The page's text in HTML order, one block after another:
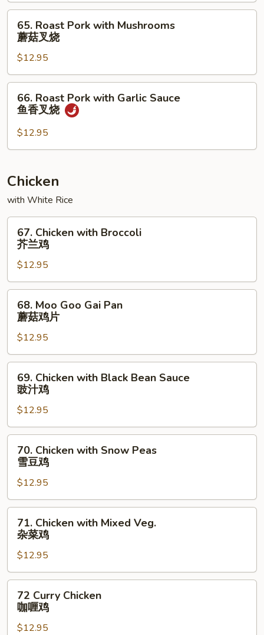
Peas
烧
Roast
Pork
with
Mushrooms
蘑
65. Roast Pork with Mushrooms
蘑菇叉烧
$12.95
Roast
Pork
with
Garlic
鱼
香
叉
烧
66. Roast Pork with Garlic Sauce
鱼香叉烧
$12.95
Chicken
with White Rice
Chicken
with
Broccoli
芥
兰
67. Chicken with Broccoli
芥兰鸡
$12.95
Moo
Goo
Gai
Pan
蘑
68. Moo Goo Gai Pan
蘑菇鸡片
$12.95
Chicken
with
Black
Bean
Sauce
69. Chicken with Black Bean Sauce
豉汁鸡
$12.95
Chicken
with
Snow
Peas
雪
70. Chicken with Snow Peas
雪豆鸡
$12.95
Chicken
with
Mixed
Veg.
杂
71. Chicken with Mixed Veg.
杂菜鸡
$12.95
Curry
Chicken
72 Curry Chicken
咖喱鸡
$12.95